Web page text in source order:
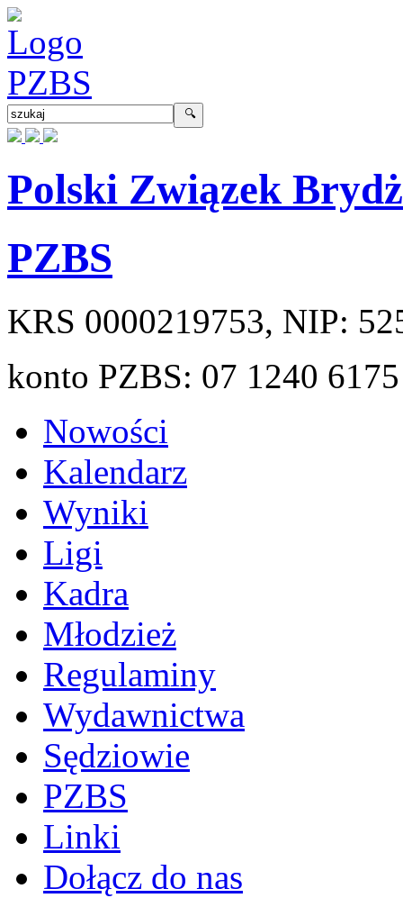
Polski Związek
PZBS
KRS 0000219753, NIP:
konto PZBS: 07 1240
Nowości
Kalendarz
Wyniki
Ligi
Kadra
Młodzież
Regulaminy
Wydawnictwa
Sędziowie
PZBS
Linki
Dołącz do nas